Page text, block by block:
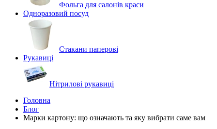
Фольга для салонів краси
Одноразовий посуд
Стакани паперові
Рукавиці
Нітрилові рукавиці
Головна
Блог
Марки картону: що означають та яку вибрати саме вам